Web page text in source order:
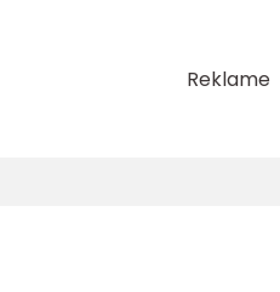
Reklame